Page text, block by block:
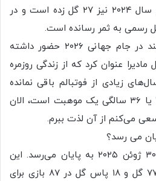
۲۸ گل به ثمر برساند و در سال ۲۰۲۴ نیز ۲۷ گل زده است و در
خیلی‌ها از رونالدو می‌خواهند در جام جهانی ۲۰۲۶ حضور داشته
عنوان کرد که از زندگی روزمره
زیادی از فوتبالم باقی نمانده
است. بازی کردن بعد از ۳۵ یا ۳۶ سالگی یک موهبت است، الان
قرارداد رونالدو با النصر در ۳۰ ژوئن ۲۰۲۵ به پایان می‌رسد. این
بازیکن پرتغالی در مجموع ۷۷ گل و ۱۸ پاس گل در ۸۷ بازی برای